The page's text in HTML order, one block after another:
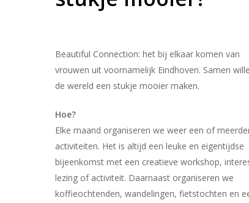
Beautiful Connection: het bij elkaar komen van
vrouwen uit voornamelijk Eindhoven. Samen
de wereld een stukje mooier maken.
Hoe?
Elke maand organiseren we weer een of
activiteiten. Het is altijd een leuke en eigentijdse
bijeenkomst met een creatieve workshop,
lezing of activiteit. Daarnaast organiseren we
koffieochtenden, wandelingen, fietstochten en